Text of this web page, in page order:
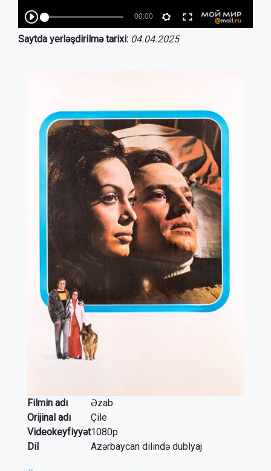
Saytda yerləşdirilmə tarixi: 04.04.2025
Filmin adı
Əzab
Orijinal adı
Çile
Videokeyfiyyət1080p
Dil
Azərbaycan dilində dublyaj